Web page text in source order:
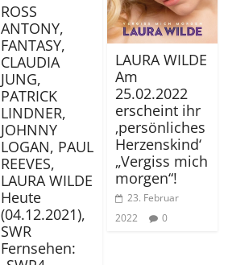
ROSS
ANTONY,
FANTASY,
CLAUDIA
JUNG,
PATRICK
LINDNER,
JOHNNY
LOGAN, PAUL
REEVES,
LAURA WILDE
Heute
(04.12.2021),
SWR
Fernsehen:
LAURA WILDE
Am
25.02.2022
erscheint ihr
‚persönliches
Herzenskind‘
„Vergiss mich
morgen“!
23. Februar
2022
0